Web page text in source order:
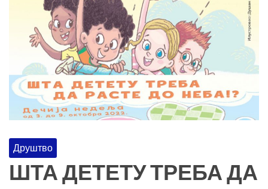
Друштво
ШТА ДЕТЕТУ ТРЕБА ДА